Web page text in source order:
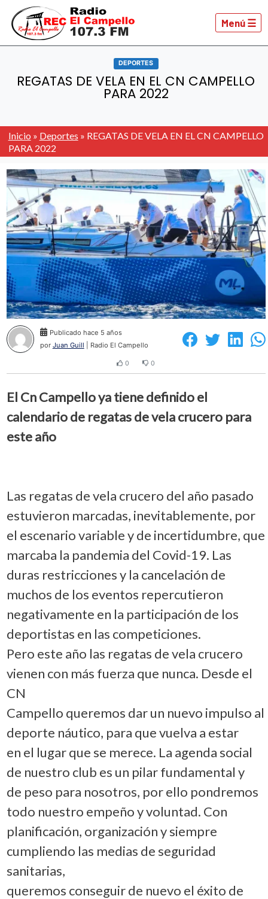
Menú ☰
DEPORTES
REGATAS DE VELA EN EL CN CAMPELLO
PARA 2022
Inicio » Deportes » REGATAS DE VELA EN EL CN CAMPELLO
PARA 2022
Publicado hace 5 años
por Juan Guill | Radio El Campello
0 0
El Cn Campello ya tiene definido el
calendario de regatas de vela crucero para
este año
Las regatas de vela crucero del año pasado
estuvieron marcadas, inevitablemente, por
el escenario variable y de incertidumbre, que
marcaba la pandemia del Covid-19. Las
duras restricciones y la cancelación de
muchos de los eventos repercutieron
negativamente en la participación de los
deportistas en las competiciones.
Pero este año las regatas de vela crucero
vienen con más fuerza que nunca. Desde el
CN
Campello queremos dar un nuevo impulso al
deporte náutico, para que vuelva a estar
en el lugar que se merece. La agenda social
de nuestro club es un pilar fundamental y
de peso para nosotros, por ello pondremos
todo nuestro empeño y voluntad. Con
planificación, organización y siempre
cumpliendo las medias de seguridad
sanitarias,
queremos conseguir de nuevo el éxito de